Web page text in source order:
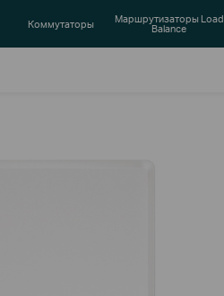
Коммутаторы Маршрутизаторы Load
Balance